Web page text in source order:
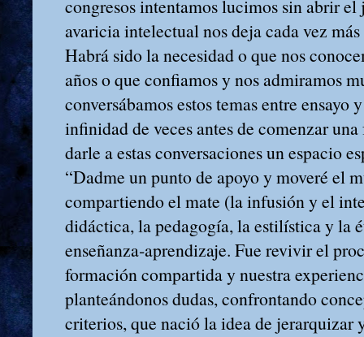
congresos intentamos lucimos sin abrir el
avaricia intelectual nos deja cada vez más
Habrá sido la necesidad o que nos
años o que confiamos y nos admiramos
conversábamos estos temas entre ensayo
infinidad de veces antes de comenzar
darle a estas conversaciones un espacio
“Dadme un punto de apoyo y moveré el
compartiendo el mate (la infusión y el
didáctica, la pedagogía, la estilística y la
enseñanza‑aprendizaje. Fue revivir el
formación compartida y nuestra
planteándonos dudas, confrontando
criterios, que nació la idea de jerarquizar